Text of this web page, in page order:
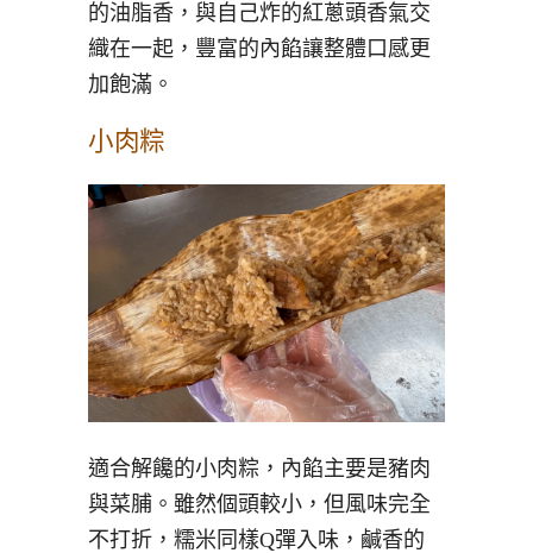
的油脂香，與自己炸的紅蔥頭香氣交
織在一起，豐富的內餡讓整體口感更
加飽滿。
小肉粽
適合解饞的小肉粽，內餡主要是豬肉
與菜脯。雖然個頭較小，但風味完全
不打折，糯米同樣Q彈入味，鹹香的